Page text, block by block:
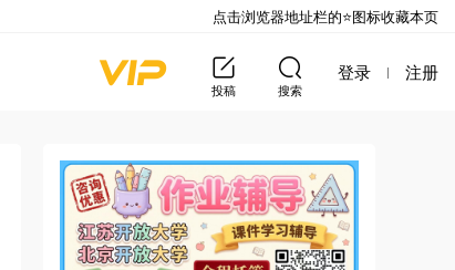
投稿 搜索
登录 注册
点击浏览器地址栏的⭐图标收藏本页